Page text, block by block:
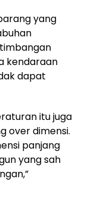
yang
kendaraan
dapat
itu juga
over dimensi.
panjang
yang sah